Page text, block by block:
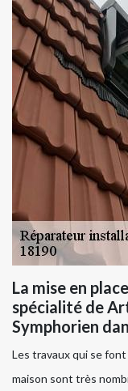
La mise en
spécialité de
Symphorien
Les travaux qui se
maison sont très